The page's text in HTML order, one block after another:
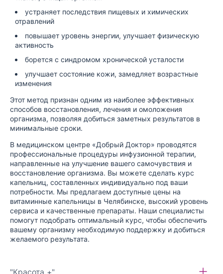
устраняет последствия пищевых и химических
отравлений
повышает уровень энергии, улучшает физическую
активность
борется с синдромом хронической усталости
улучшает состояние кожи, замедляет возрастные
изменения
Этот метод признан одним из наиболее эффективных
способов восстановления, лечения и омоложения
организма, позволяя добиться заметных результатов в
минимальные сроки.
В медицинском центре «Добрый Доктор» проводятся
профессиональные процедуры инфузионной терапии,
направленные на улучшение вашего самочувствия и
восстановление организма. Вы можете сделать курс
капельниц, составленных индивидуально под ваши
потребности. Мы предлагаем доступные цены на
витаминные капельницы в Челябинске, высокий уровень
сервиса и качественные препараты. Наши специалисты
помогут подобрать оптимальный курс, чтобы обеспечить
вашему организму необходимую поддержку и добиться
желаемого результата.
"Красота +"